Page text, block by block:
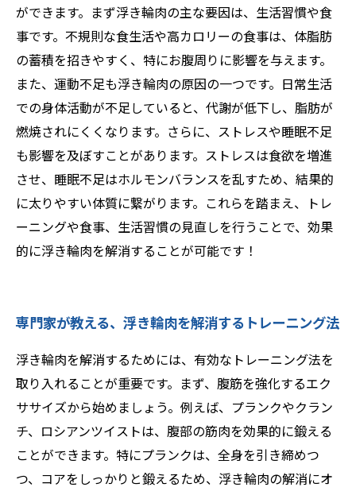
踏み出そう
ができます。まず浮き輪肉の主な要因は、生活習慣や食
事です。不規則な食生活や高カロリーの食事は、体脂肪
の蓄積を招きやすく、特にお腹周りに影響を与えます。
また、運動不足も浮き輪肉の原因の一つです。日常生活
での身体活動が不足していると、代謝が低下し、脂肪が
燃焼されにくくなります。さらに、ストレスや睡眠不足
も影響を及ぼすことがあります。ストレスは食欲を増進
させ、睡眠不足はホルモンバランスを乱すため、結果的
に太りやすい体質に繋がります。これらを踏まえ、トレ
ーニングや食事、生活習慣の見直しを行うことで、効果
的に浮き輪肉を解消することが可能です！
専門家が教える、浮き輪肉を解消するトレーニング法
浮き輪肉を解消するためには、有効なトレーニング法を
取り入れることが重要です。まず、腹筋を強化するエク
ササイズから始めましょう。例えば、プランクやクラン
チ、ロシアンツイストは、腹部の筋肉を効果的に鍛える
ことができます。特にプランクは、全身を引き締めつ
つ、コアをしっかりと鍛えるため、浮き輪肉の解消にオ